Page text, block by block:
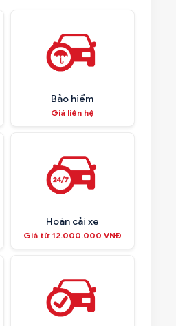
Bảo hiểm
Giá liên hệ
Hoán cải xe
Giá từ 12.000.000 VNĐ